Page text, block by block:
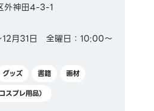
外神田4-3-1
12月31日 全曜日：10:00～
グッズ 書籍
画材
プレ用品）